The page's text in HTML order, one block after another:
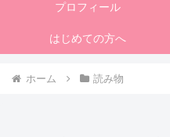
プロフィール
はじめての方へ
ホーム 読み物